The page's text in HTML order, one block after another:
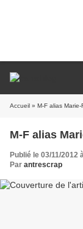
Accueil » M-F alias
M-F alias
Publié le 03/11/2012
Par antrescrap